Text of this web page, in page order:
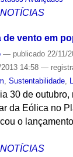
NOTÍCIAS
de vento em
— publicado22/11/
14:58 —
Sustentabilidade,
30 de outubro,
da Eólica no
o
NOTÍCIAS